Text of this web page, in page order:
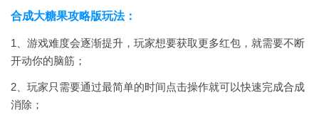
合成大糖果攻略版玩法：
1、游戏难度会逐渐提升，玩家想要获取更多红包，就需要不断
开动你的脑筋；
2、玩家只需要通过最简单的时间点击操作就可以快速完成合成
消除；